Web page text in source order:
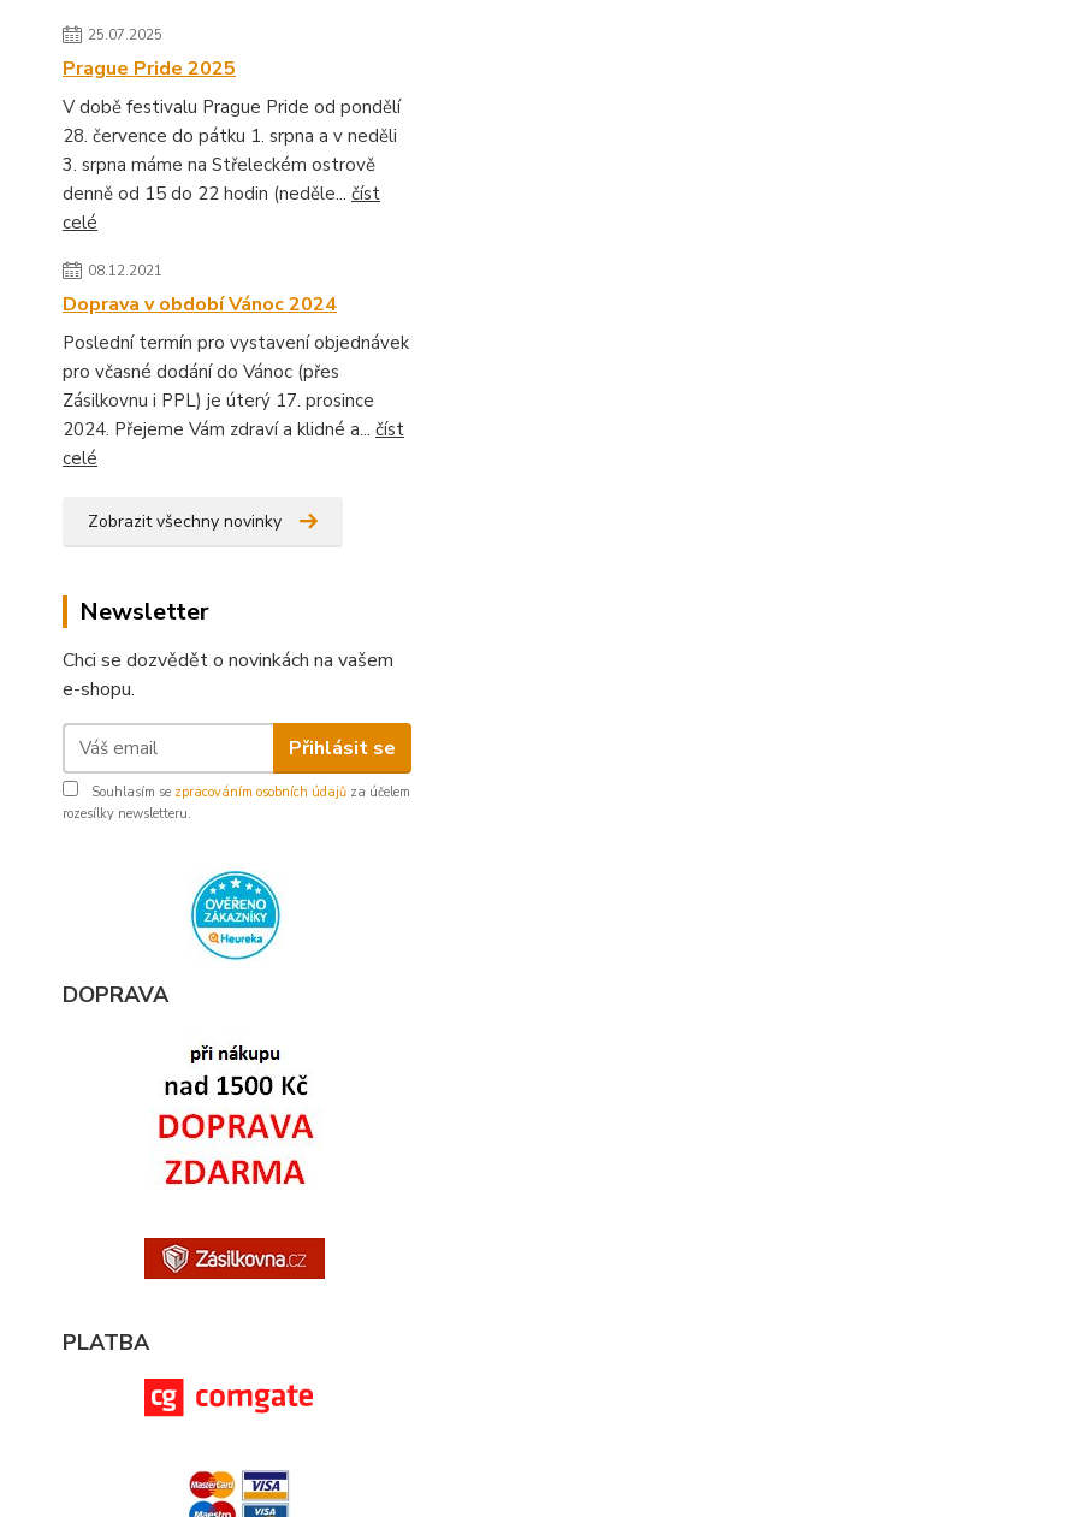
25.07.2025
Prague Pride 2025
V době festivalu Prague Pride od pondělí
28. července do pátku 1. srpna a v neděli
3. srpna máme na Střeleckém ostrově
denně od 15 do 22 hodin (neděle... číst
celé
08.12.2021
Doprava v období Vánoc 2024
Poslední termín pro vystavení objednávek
pro včasné dodání do Vánoc (přes
Zásilkovnu i PPL) je úterý 17. prosince
2024. Přejeme Vám zdraví a klidné a... číst
celé
Zobrazit všechny novinky
Newsletter
Chci se dozvědět o novinkách na vašem
e-shopu.
Přihlásit se
Souhlasím se zpracováním osobních údajů za účelem
rozesílky newsletteru.
DOPRAVA
PLATBA